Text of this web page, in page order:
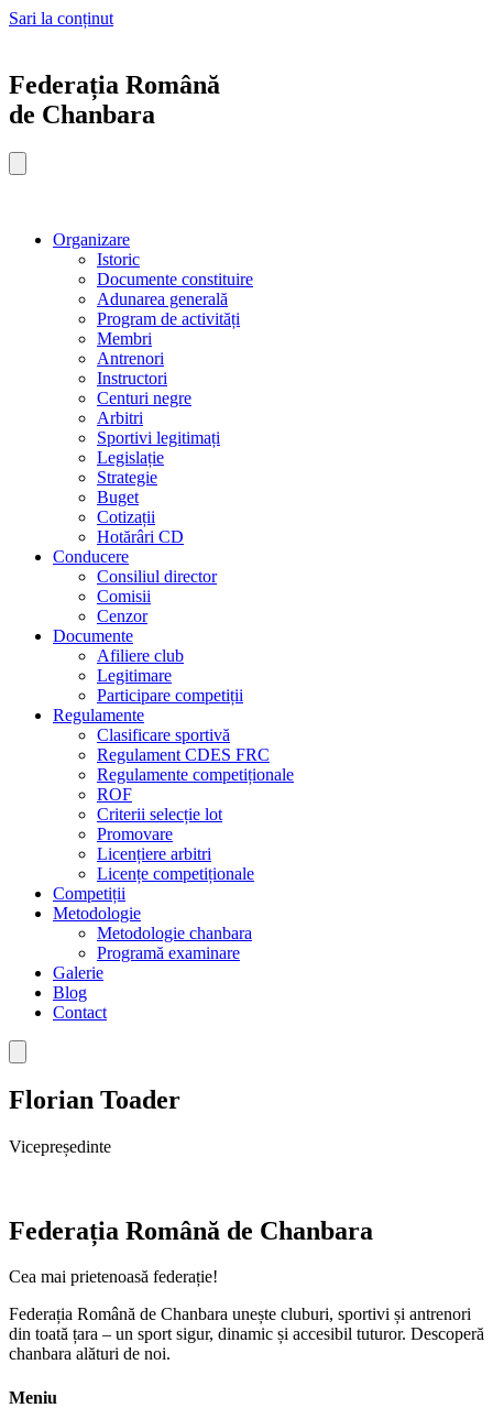
Sari la conținut
Federația Română
de Chanbara
Organizare
Istoric
Documente constituire
Adunarea generală
Program de activități
Membri
Antrenori
Instructori
Centuri negre
Arbitri
Sportivi legitimați
Legislație
Strategie
Buget
Cotizații
Hotărâri CD
Conducere
Consiliul director
Comisii
Cenzor
Documente
Afiliere club
Legitimare
Participare competiții
Regulamente
Clasificare sportivă
Regulament CDES FRC
Regulamente competiționale
ROF
Criterii selecție lot
Promovare
Licențiere arbitri
Licențe competiționale
Competiții
Metodologie
Metodologie chanbara
Programă examinare
Galerie
Blog
Contact
Florian Toader
Vicepreședinte
Federația Română de Chanbara
Cea mai prietenoasă federație!
Federația Română de Chanbara unește cluburi, sportivi și antrenori
din toată țara – un sport sigur, dinamic și accesibil tuturor. Descoperă
chanbara alături de noi.
Meniu